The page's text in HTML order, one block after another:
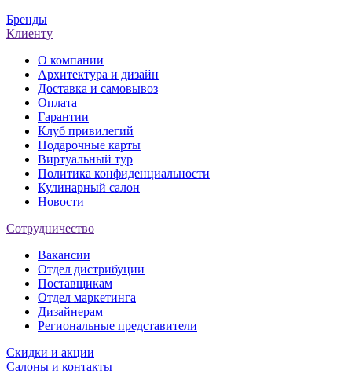
Бренды
Клиенту
О компании
Архитектура и дизайн
Доставка и самовывоз
Оплата
Гарантии
Клуб привилегий
Подарочные карты
Виртуальный тур
Политика конфиденциальности
Кулинарный салон
Новости
Сотрудничество
Вакансии
Отдел дистрибуции
Поставщикам
Отдел маркетинга
Дизайнерам
Региональные представители
Скидки и акции
Салоны и контакты